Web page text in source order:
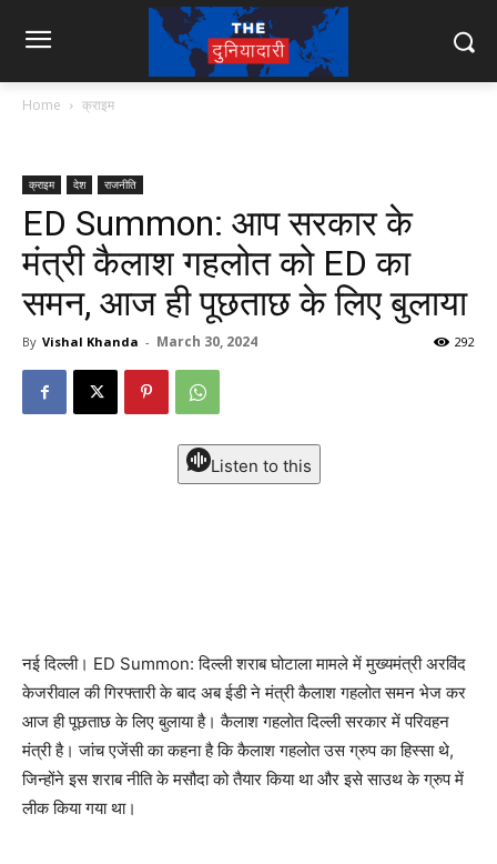
Home क्राइम
क्राइम देश राजनीति
ED Summon: आप सरकार के
मंत्री कैलाश गहलोत को ED का
समन, आज ही पूछताछ के लिए बुलाया
By Vishal Khanda - March 30, 2024 292
Listen to this
नई दिल्ली। ED Summon: दिल्ली शराब घोटाला मामले में मुख्यमंत्री अरविंद
केजरीवाल की गिरफ्तारी के बाद अब ईडी ने मंत्री कैलाश गहलोत समन भेज कर
आज ही पूछताछ के लिए बुलाया है। कैलाश गहलोत दिल्ली सरकार में परिवहन
मंत्री है। जांच एजेंसी का कहना है कि कैलाश गहलोत उस ग्रुप का हिस्सा थे,
जिन्होंने इस शराब नीति के मसौदा को तैयार किया था और इसे साउथ के ग्रुप में
लीक किया गया था।